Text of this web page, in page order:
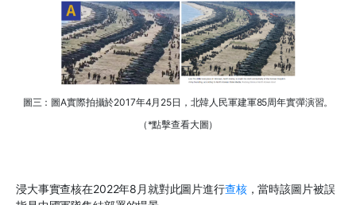
圖三：圖A實際拍攝於2017年4月25日，北韓人民軍建軍85周年實彈演習。
（*點擊查看大圖）
浸大事實查核在2022年8月就對此圖片進行查核，當時該圖片被誤